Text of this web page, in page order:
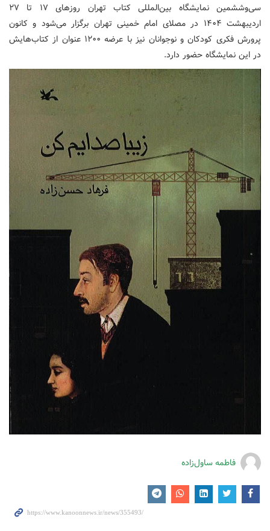
سی‌وششمین نمایشگاه بین‌المللی کتاب تهران روزهای ۱۷ تا ۲۷
اردیبهشت ۱۴۰۴ در مصلای امام خمینی تهران برگزار می‌شود و کانون
پرورش فکری کودکان و نوجوانان نیز با عرضه ۱۲۰۰ عنوان از کتاب‌هایش
در این نمایشگاه حضور دارد.
فاطمه ساول‌زاده